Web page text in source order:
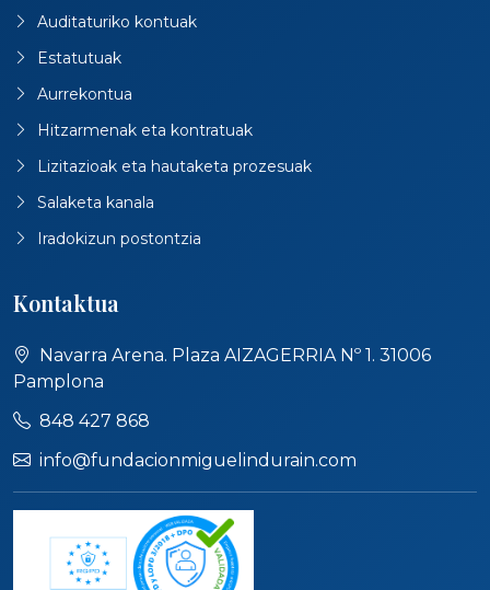
Auditaturiko kontuak
Estatutuak
Aurrekontua
Hitzarmenak eta kontratuak
Lizitazioak eta hautaketa prozesuak
Salaketa kanala
Iradokizun postontzia
Kontaktua
Navarra Arena. Plaza AIZAGERRIA Nº 1. 31006
Pamplona
848 427 868
info@fundacionmiguelindurain.com